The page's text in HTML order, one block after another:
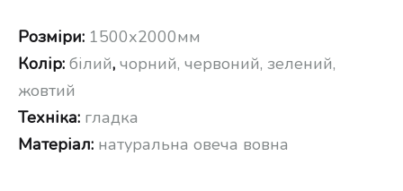
Розміри: 1500х2000мм
Колір: білий, чорний, червоний, зелений,
жовтий
Техніка: гладка
Матеріал: натуральна овеча вовна